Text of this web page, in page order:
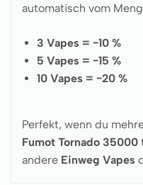
automatisch vom
3 Vapes = −10 %
5 Vapes = −15 %
10 Vapes = −20 %
Perfekt, wenn du
Fumot Tornado 35000
andere Einweg Vapes